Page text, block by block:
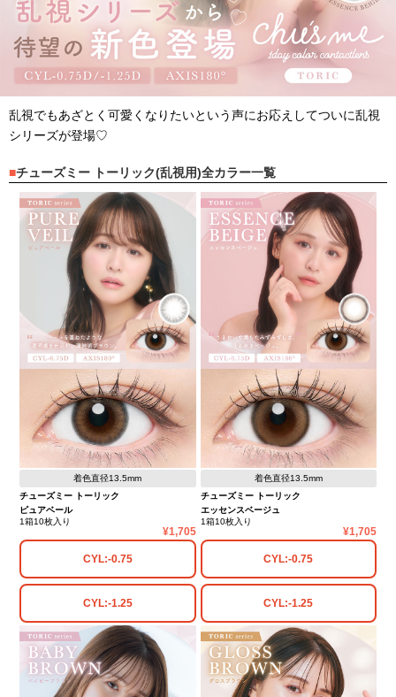
乱視でもあざとく可愛くなりたいという声にお応えしてついに乱視
シリーズが登場♡
チューズミー トーリック(乱視用)全カラー一覧
着色直径13.5mm
チューズミー トーリック
ピュアベール
1箱10枚入り
1,705
CYL:-0.75
CYL:-1.25
着色直径13.5mm
チューズミー トーリック
エッセンスベージュ
1箱10枚入り
1,705
CYL:-0.75
CYL:-1.25